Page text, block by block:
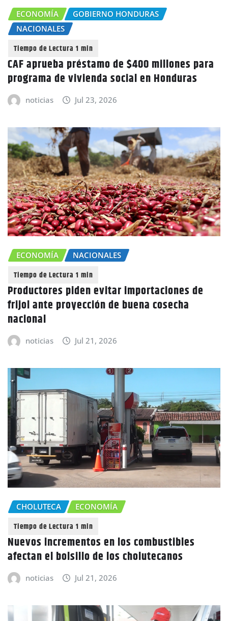
ECONOMÍA
GOBIERNO HONDURAS
NACIONALES
CAF aprueba préstamo de $400 millones para
programa de vivienda social en Honduras
noticias Jul 23, 2026
ECONOMÍA NACIONALES
Productores piden evitar importaciones de
frijol ante proyección de buena cosecha
nacional
noticias Jul 21, 2026
CHOLUTECA ECONOMÍA
Nuevos incrementos en los combustibles
afectan el bolsillo de los cholutecanos
noticias Jul 21, 2026